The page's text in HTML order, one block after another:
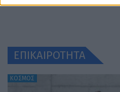
ΕΠΙΚΑΙΡΟΤΗΤΑ
ΚΟΣΜΟΣ